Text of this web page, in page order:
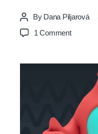
Post
author
By Dana Piljarová
1 Commenton
vypadat
stránky